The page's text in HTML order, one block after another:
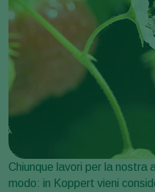
Chiunque lavori per la nostra
modo: in Koppert vieni